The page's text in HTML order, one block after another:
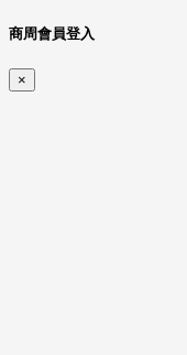
商周會員登入
×